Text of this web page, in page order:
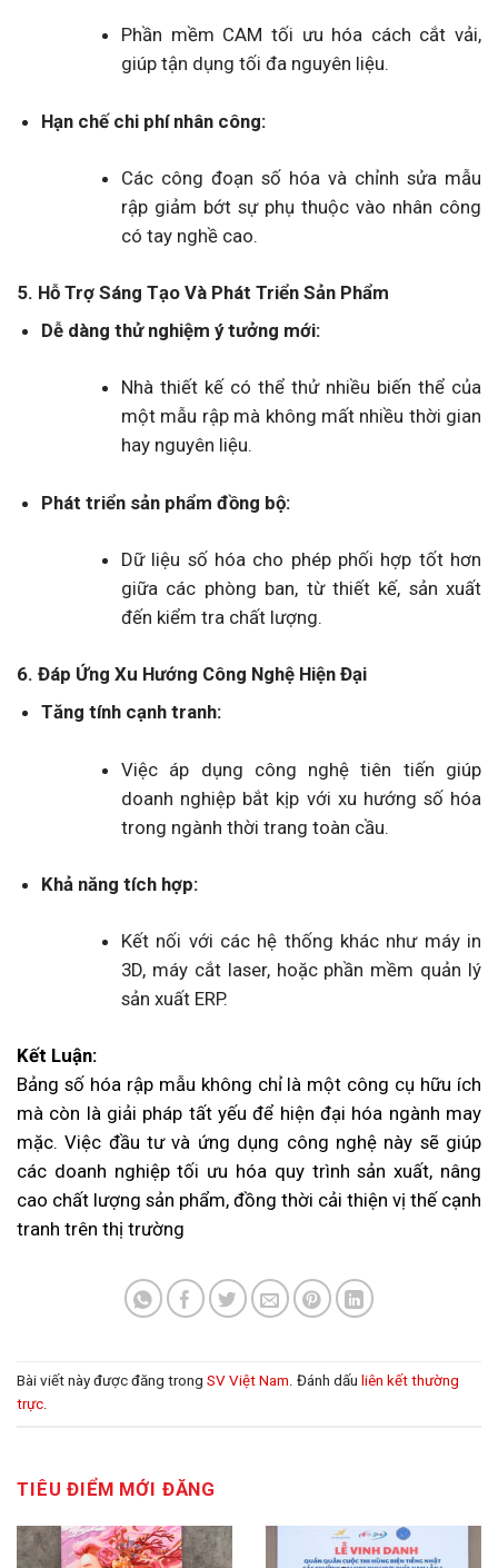
Phần mềm CAM tối ưu hóa cách cắt vải,
giúp tận dụng tối đa nguyên liệu.
Hạn chế chi phí nhân công:
Các công đoạn số hóa và chỉnh sửa mẫu
rập giảm bớt sự phụ thuộc vào nhân công
có tay nghề cao.
5. Hỗ Trợ Sáng Tạo Và Phát Triển Sản Phẩm
Dễ dàng thử nghiệm ý tưởng mới:
Nhà thiết kế có thể thử nhiều biến thể của
một mẫu rập mà không mất nhiều thời gian
hay nguyên liệu.
Phát triển sản phẩm đồng bộ:
Dữ liệu số hóa cho phép phối hợp tốt hơn
giữa các phòng ban, từ thiết kế, sản xuất
đến kiểm tra chất lượng.
6. Đáp Ứng Xu Hướng Công Nghệ Hiện Đại
Tăng tính cạnh tranh:
Việc áp dụng công nghệ tiên tiến giúp
doanh nghiệp bắt kịp với xu hướng số hóa
trong ngành thời trang toàn cầu.
Khả năng tích hợp:
Kết nối với các hệ thống khác như máy in
3D, máy cắt laser, hoặc phần mềm quản lý
sản xuất ERP.
Kết Luận:
Bảng số hóa rập mẫu không chỉ là một công cụ hữu ích
mà còn là giải pháp tất yếu để hiện đại hóa ngành may
mặc. Việc đầu tư và ứng dụng công nghệ này sẽ giúp
các doanh nghiệp tối ưu hóa quy trình sản xuất, nâng
cao chất lượng sản phẩm, đồng thời cải thiện vị thế cạnh
tranh trên thị trường
Bài viết này được đăng trong SV Việt Nam. Đánh dấu liên kết thường
trực.
TIÊU ĐIỂM MỚI ĐĂNG